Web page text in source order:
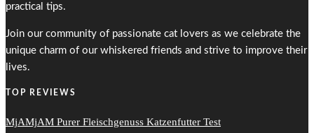
practical tips.
Join our community of passionate cat lovers as we celebrate the
unique charm of our whiskered friends and strive to improve their
lives.
TOP REVIEWS
MjAMjAM Purer Fleischgenuss Katzenfutter Test